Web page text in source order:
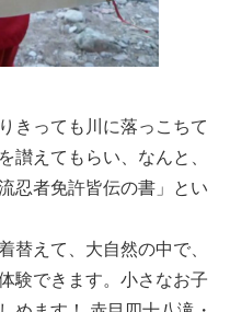
きっても川に落っこちて
讃えてもらい、なんと、
忍者免許皆伝の書」とい
替えて、大自然の中で、
験できます。小さなお子